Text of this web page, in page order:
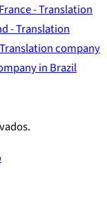
- Translation
- Translation
company
in Brazil
.